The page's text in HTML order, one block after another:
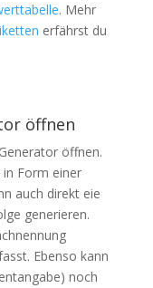
. Mehr
erfährst du
öffnen
öffnen.
Form einer
auch direkt eie
generieren.
Ebenso kann
noch